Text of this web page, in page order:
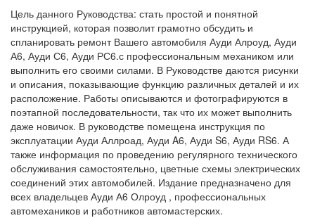
Цель данного Руководства: стать простой и понятной
инструкцией, которая позволит грамотно обсудить и
спланировать ремонт Вашего автомобиля Ауди Алроуд, Ауди
А6, Ауди С6, Ауди РС6.с профессиональным механиком или
выполнить его своими силами. В Руководстве даются рисунки
и описания, показывающие функцию различных деталей и их
расположение. Работы описываются и фотографируются в
поэтапной последовательности, так что их может выполнить
даже новичок. В руководстве помещена инструкция по
эксплуатации Ауди Аллроад, Ауди A6, Ауди S6, Ауди RS6. А
также информация по проведению регулярного технического
обслуживания самостоятельно, цветные схемы электрических
соединений этих автомобилей. Издание предназначено для
всех владельцев Ауди А6 Олроуд , профессиональных
автомехаников и работников автомастерских.